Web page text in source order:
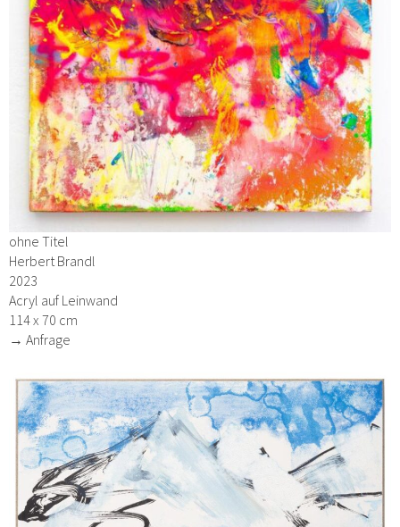
ohne Titel
Herbert Brandl
2023
Acryl auf Leinwand
114 x 70 cm
→ Anfrage